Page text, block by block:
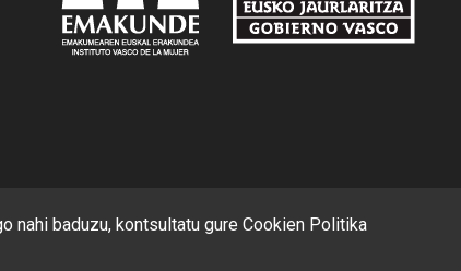
nahi baduzu, kontsultatu gure Cookien Politika